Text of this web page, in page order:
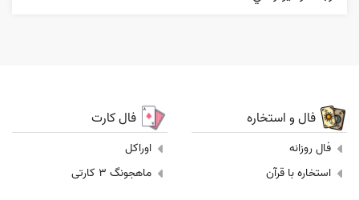
فال و استخاره
فال روزانه
استخاره با قرآن
فال کارت
اوراکل
ماهجونگ 3 کارتی